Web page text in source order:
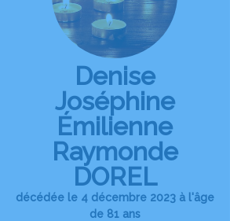
Denise
Joséphine
Émilienne
Raymonde
DOREL
décédée le 4 décembre 2023 à l'âge
de 81 ans